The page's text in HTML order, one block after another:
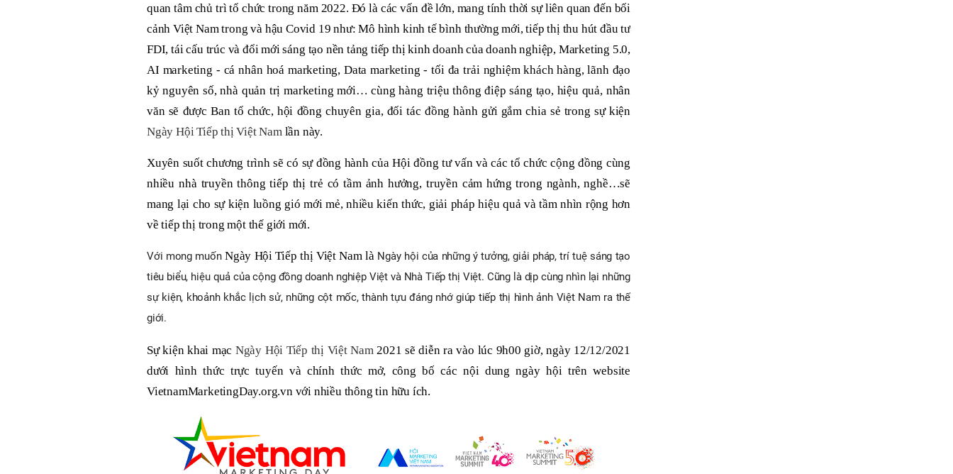
quan tâm chủ trì tổ chức trong năm 2022. Đó là các vấn đề lớn, mang tính thời sự liên quan đến bối
cảnh Việt Nam trong và hậu Covid 19 như: Mô hình kinh tế bình thường mới, tiếp thị thu hút đầu tư
FDI, tái cấu trúc và đổi mới sáng tạo nền tảng tiếp thị kinh doanh của doanh nghiệp, Marketing 5.0,
AI marketing - cá nhân hoá marketing, Data marketing - tối đa trải nghiệm khách hàng, lãnh đạo
kỷ nguyên số, nhà quản trị marketing mới… cùng hàng triệu thông điệp sáng tạo, hiệu quả, nhân
văn sẽ được Ban tổ chức, hội đồng chuyên gia, đối tác đồng hành gửi gắm chia sẻ trong sự kiện
Ngày Hội Tiếp thị Việt Nam lần này.
Xuyên suốt chương trình sẽ có sự đồng hành của Hội đồng tư vấn và các tổ chức cộng đồng cùng
nhiều nhà truyền thông tiếp thị trẻ có tầm ảnh hưởng, truyền cảm hứng trong ngành, nghề…sẽ
mang lại cho sự kiện luồng gió mới mẻ, nhiều kiến thức, giải pháp hiệu quả và tầm nhìn rộng hơn
về tiếp thị trong một thế giới mới.
Với mong muốnNgày Hội Tiếp thị Việt Nam là Ngày hội của những ý tưởng, giải pháp, trí tuệ sáng tạo
tiêu biểu, hiệu quả của cộng đồng doanh nghiệp Việt và Nhà Tiếp thị Việt. Cũng là dịp cùng nhìn lại những
sự kiện, khoảnh khắc lịch sử, những cột mốc, thành tựu đáng nhớ giúp tiếp thị hình ảnh Việt Nam ra thế
giới.
Sự kiện khai mạc Ngày Hội Tiếp thị Việt Nam 2021 sẽ diễn ra vào lúc 9h00 giờ, ngày 12/12/2021
dưới hình thức trực tuyến và chính thức mở, công bố các nội dung ngày hội trên website
VietnamMarketingDay.org.vn với nhiều thông tin hữu ích.